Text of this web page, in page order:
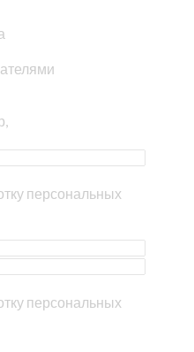
персональных
персональных